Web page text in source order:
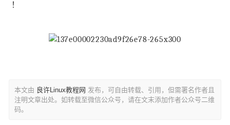
！
本文由 良许Linux教程网 发布，可自由转载、引用，但需署名作者且
注明文章出处。如转载至微信公众号，请在文末添加作者公众号二维
码。